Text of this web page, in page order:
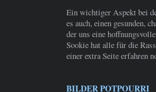
Ein wichtiger Aspekt bei
es auch, einen gesunden,
der uns eine
Sookie hat alle für die
einer extra Seite erfahren
BILDER POTPOURRI